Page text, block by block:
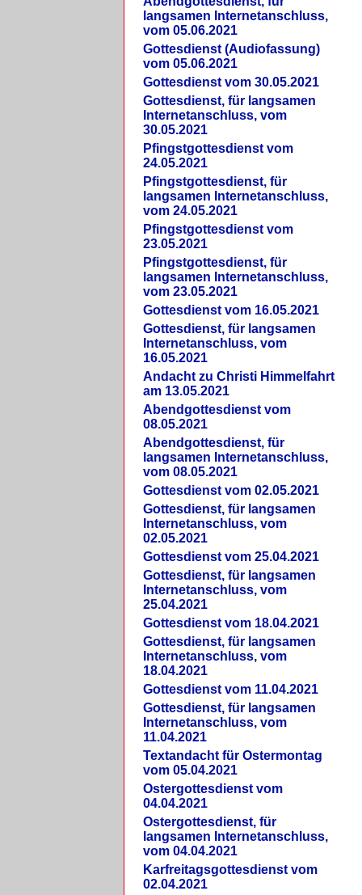
langsamen Internetanschluss,
vom 05.06.2021
Gottesdienst (Audiofassung)
vom 05.06.2021
Gottesdienst vom 30.05.2021
Gottesdienst, für langsamen
Internetanschluss, vom
30.05.2021
Pfingstgottesdienst vom
24.05.2021
Pfingstgottesdienst, für
langsamen Internetanschluss,
vom 24.05.2021
Pfingstgottesdienst vom
23.05.2021
Pfingstgottesdienst, für
langsamen Internetanschluss,
vom 23.05.2021
Gottesdienst vom 16.05.2021
Gottesdienst, für langsamen
Internetanschluss, vom
16.05.2021
Andacht zu Christi Himmelfahrt
am 13.05.2021
Abendgottesdienst vom
08.05.2021
Abendgottesdienst, für
langsamen Internetanschluss,
vom 08.05.2021
Gottesdienst vom 02.05.2021
Gottesdienst, für langsamen
Internetanschluss, vom
02.05.2021
Gottesdienst vom 25.04.2021
Gottesdienst, für langsamen
Internetanschluss, vom
25.04.2021
Gottesdienst vom 18.04.2021
Gottesdienst, für langsamen
Internetanschluss, vom
18.04.2021
Gottesdienst vom 11.04.2021
Gottesdienst, für langsamen
Internetanschluss, vom
11.04.2021
Textandacht für Ostermontag
vom 05.04.2021
Ostergottesdienst vom
04.04.2021
Ostergottesdienst, für
langsamen Internetanschluss,
vom 04.04.2021
Karfreitagsgottesdienst vom
02.04.2021